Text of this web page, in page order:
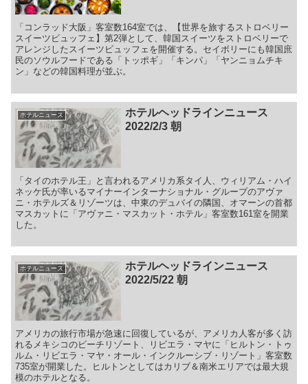
「コンラッド大阪」客室数164室では、【世界を旅するストロベリー
スイーツビュッフェ】第2弾として、韓国スイーツをストロベリーで
アレンジしたスイーツビュッフェを開催する。セイボリーにも韓国庶
民のソウルフードである「トッポギ」「キンパ」「ヤンニョムチキ
ン」などの韓国料理が並ぶ。
ホテルニュース
ホテルヘッドラインニュース
2022/2/3 朝
「タイのホテル王」と言われるアメリカ系タイ人、ウィリアム・ハイ
ネッケ氏が率いるマイナーインターナショナル・グループのアヴァ
ニ・ホテルズ＆リゾーツは、中東のデュバイの隣国、オマーンの首都
マスカットに「アヴァニ・マスカット・ホテル」客室数161室を開業
した。
ホテルニュース
ホテルヘッドラインニュース
2022/5/22 朝
アメリカの旅行市場が急速に回復しているが、アメリカ人客が多く訪
れるメキシコのビーチリゾート、リビエラ・マヤに「ヒルトン・トゥ
ルム・リビエラ・マヤ・オール・インクルーシブ・リゾート」客室数
735室が開業した。ヒルトンとしてはカリブ＆南米エリアでは最大規
模のホテルとなる。